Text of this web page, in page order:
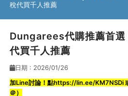
服務介紹
常見問題
最新公告
稅代買千人推薦
Dungarees代購推薦首
代買千人推薦
日期 : 2026/01/26
加Line討論！點https://lin.ee/KM7NSDi
＠）